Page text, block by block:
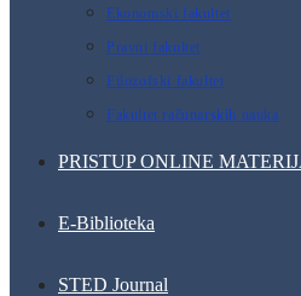
Ekonomski fakultet
Pravni fakultet
Filozofski fakultet
Fakultet računarskih nauka
PRISTUP ONLINE
E-Biblioteka
STED Journal